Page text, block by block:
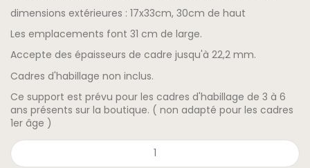
dimensions extérieures : 17x33cm, 30cm de haut
Les emplacements font 31 cm de large.
Accepte des épaisseurs de cadre jusqu'à 22,2 mm.
Cadres d'habillage non inclus.
Ce support est prévu pour les cadres d'habillage de 3 à 6
ans présents sur la boutique. ( non adapté pour les cadres
1er âge )